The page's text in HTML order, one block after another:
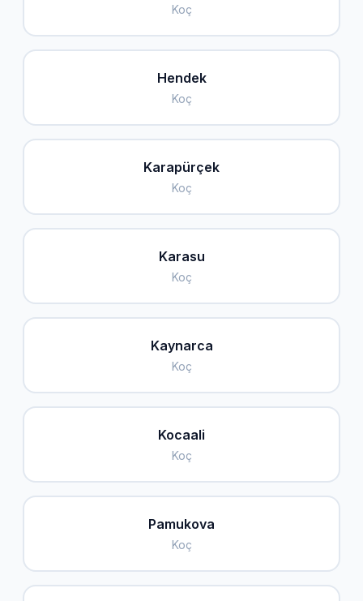
Koç
Hendek
Koç
Karapürçek
Koç
Karasu
Koç
Kaynarca
Koç
Kocaali
Koç
Pamukova
Koç